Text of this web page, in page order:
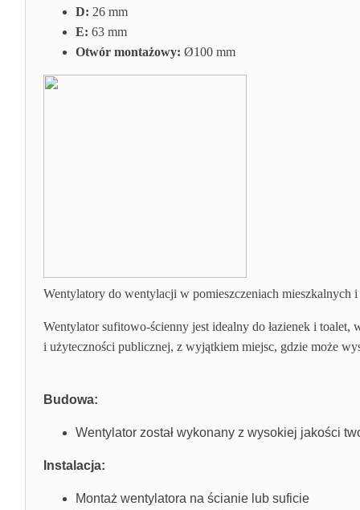
D: 26 mm
E: 63 mm
Otwór montażowy: Ø100 mm
Wentylatory do wentylacji w pomieszczeniach mieszkalnych
Wentylator sufitowo-ścienny jest idealny do łazienek i
i użyteczności publicznej, z wyjątkiem miejsc, gdzie może
Budowa:
Wentylator został wykonany z wysokiej jakości
Instalacja:
Montaż wentylatora na ścianie lub suficie